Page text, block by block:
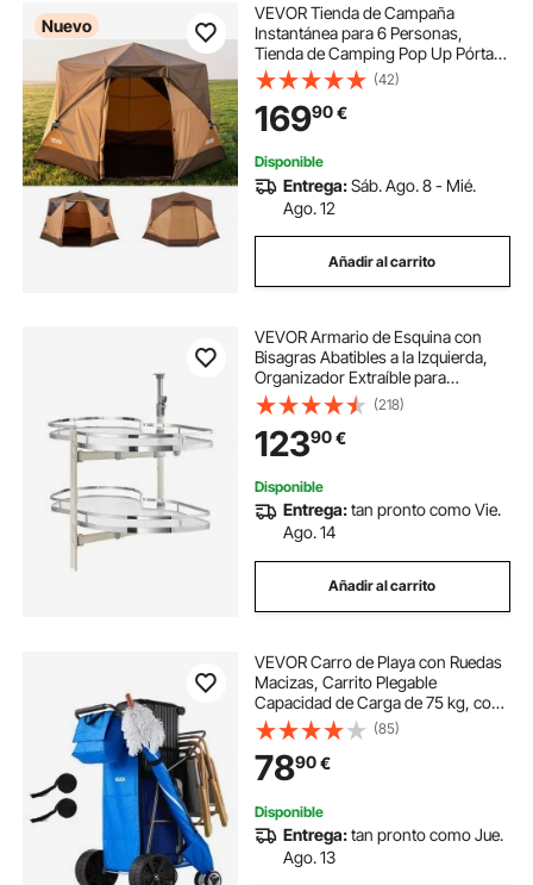
Nuevo
VEVOR Tienda de Campaña
Instantánea para 6 Personas,
Tienda de Camping Pop Up Pórtatil,
con Cubierta para la Lluvia y
Ventanas Grandes de Malla, Bolsa
de Transporte, para Acampada con
Familia Amigos
(42)
16990€
Disponible
Entrega:Sáb. Ago. 8 - Mié.
Ago. 12
Añadir al carrito
VEVOR Armario de Esquina con
Bisagras Abatibles a la Izquierda,
Organizador Extraíble para
Armarios con Bisagra, Bandeja
Abatible de 2 Niveles con Altura
Ajustable, a la Izquierda, 850 x 490
x 780 mm
(218)
12390€
Disponible
Entrega:tan pronto como Vie.
Ago. 14
Añadir al carrito
VEVOR Carro de Playa con Ruedas
Macizas, Carrito Plegable
Capacidad de Carga de 75 kg, con
Bolsa Térmica, Soporte para
Sombrilla, Marco de Acero, para
Camping, Pesca, Eventos
Deportivos, Picnics
(85)
7890€
Disponible
Entrega:tan pronto como Jue.
Ago. 13